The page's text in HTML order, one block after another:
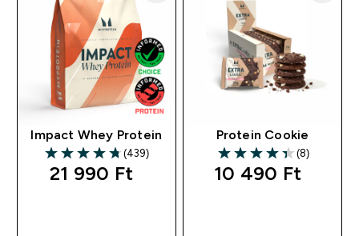
Impact Whey Protein
4.74 out of 5 stars
(439)
21 990 Ft‎
Protein Cookie
4.38 out of 5 stars
(8)
10 490 Ft‎